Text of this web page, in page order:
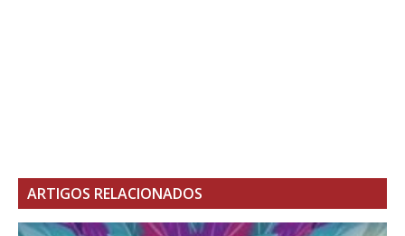
ARTIGOS RELACIONADOS